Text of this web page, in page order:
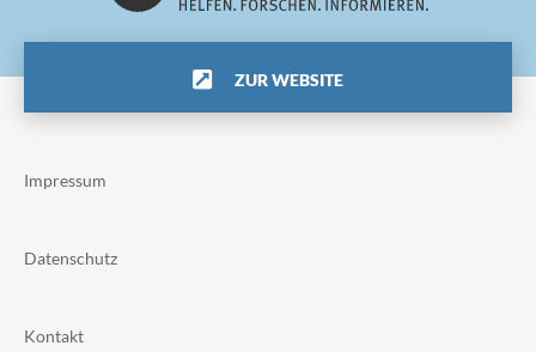
ZUR WEBSITE
Impressum
Datenschutz
Kontakt